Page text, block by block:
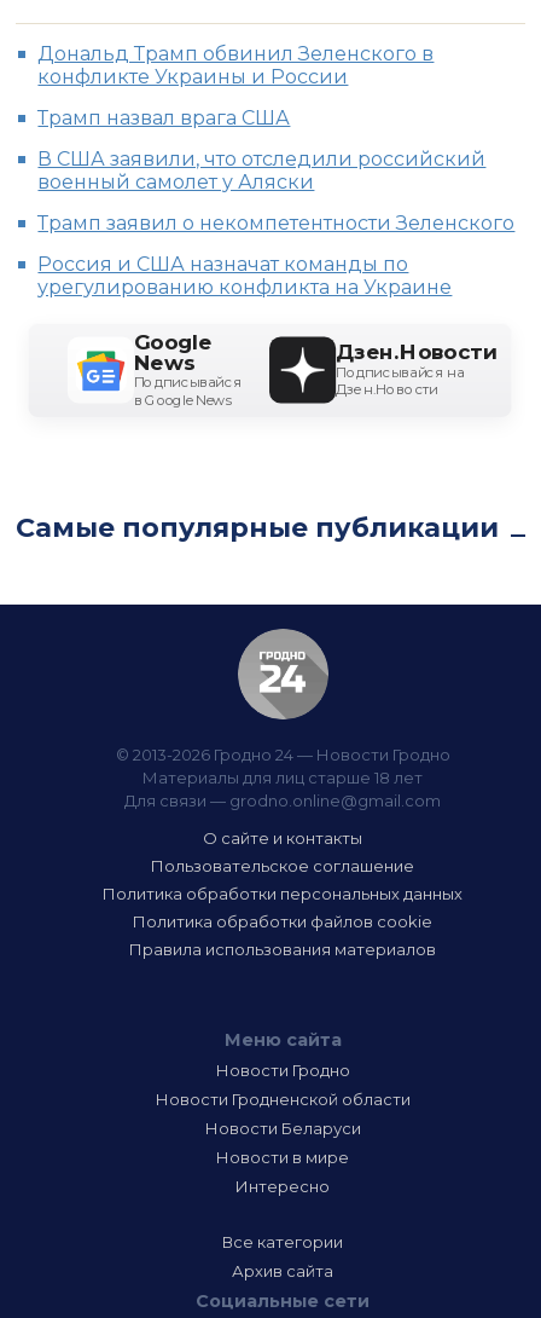
Дональд Трамп обвинил Зеленского в
конфликте Украины и России
Трамп назвал врага США
В США заявили, что отследили российский
военный самолет у Аляски
Трамп заявил о некомпетентности Зеленского
Россия и США назначат команды по
урегулированию конфликта на Украине
Google
News
Подписывайся
в Google News
Дзен.Новости
Подписывайся на
Дзен.Новости
Самые популярные публикации
© 2013-2026 Гродно 24 — Новости Гродно
Материалы для лиц старше 18 лет
Для связи — grodno.online@gmail.com
О сайте и контакты
Пользовательское соглашение
Политика обработки персональных данных
Политика обработки файлов cookie
Правила использования материалов
Меню сайта
Новости Гродно
Новости Гродненской области
Новости Беларуси
Новости в мире
Интересно
Все категории
Архив сайта
Социальные сети